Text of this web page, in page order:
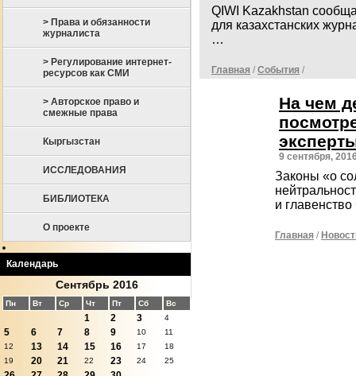
> Права и обязанности
журналиста
> Регулирование интернет-
ресурсов как СМИ
> Авторское право и
смежные права
Кыргызстан
ИССЛЕДОВАНИЯ
БИБЛИОТЕКА
О проекте
Календарь
Сентябрь 2016
Пн Вт Ср Чт Пт Сб Вс
1 2 3 4
5 6 7 8 9 10
11
12
13 14 15 16 17
18
19
20 21 22 23 24 25
QIWI Kazakhstan
для казахстанских
…
Главная / События /
На чем
9 сентября,
Законы «о
и
Главная /